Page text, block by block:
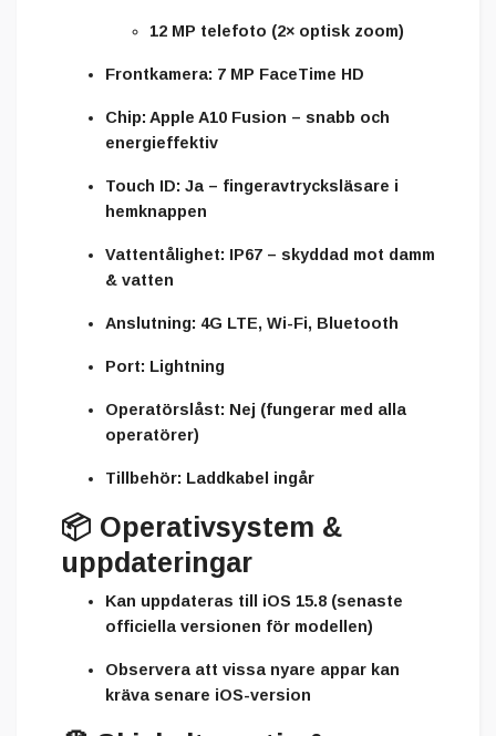
12 MP telefoto (2× optisk zoom)
Frontkamera: 7 MP FaceTime HD
Chip: Apple A10 Fusion – snabb och
energieffektiv
Touch ID: Ja – fingeravtrycksläsare i
hemknappen
Vattentålighet: IP67 – skyddad mot damm
& vatten
Anslutning: 4G LTE, Wi-Fi, Bluetooth
Port: Lightning
Operatörslåst: Nej (fungerar med alla
operatörer)
Tillbehör: Laddkabel ingår
📦 Operativsystem &
uppdateringar
Kan uppdateras till iOS 15.8 (senaste
officiella versionen för modellen)
Observera att vissa nyare appar kan
kräva senare iOS-version